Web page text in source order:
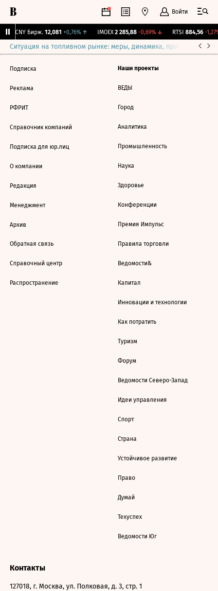
Войти
CNY Бирж. 12,081 +0,76%↑ IMOEX 2 285,88 -0,69%↓ RTSI 884,56 -1,27%
Ситуация на топливном рынке: меры, динамика, прогнозы
Подписка
Реклама
РФРИТ
Справочник компаний
Подписка для юр.лиц
О компании
Редакция
Менеджмент
Архив
Обратная связь
Справочный центр
Распространение
Наши проекты
ВЕДЫ
Город
Аналитика
Промышленность
Наука
Здоровье
Конференции
Премия Импульс
Правила торговли
Ведомости&
Капитал
Инновации и технологии
Как потратить
Туризм
Форум
Ведомости Северо-Запад
Идеи управления
Спорт
Страна
Устойчивое развитие
Право
Думай
Техуспех
Ведомости Юг
Контакты
127018, г. Москва, ул. Полковая, д. 3, стр. 1